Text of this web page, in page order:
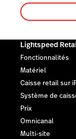
Lightspeed
Fonctionnalités
Matériel
Caisse retail sur
Système de
Prix
Omnicanal
Multi-site